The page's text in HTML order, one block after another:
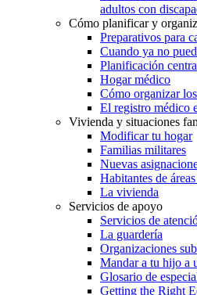
adultos con
Cómo planificar y
Preparativos para
Cuando ya no
Planificación
Hogar médico
Cómo organizar
El registro médico
Vivienda y situaciones
Modificar tu hogar
Familias militares
Nuevas
Habitantes de
La vivienda
Servicios de apoyo
Servicios de
La guardería
Organizaciones
Mandar a tu hijo a
Glosario de
Getting the Right